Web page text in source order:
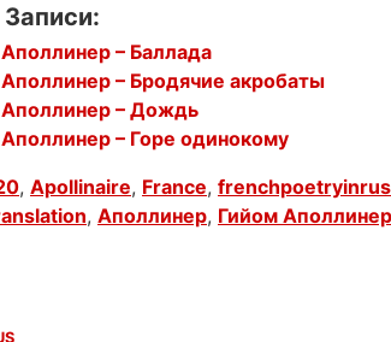
– Баллада
– Бродячие акробаты
– Дождь
– Горе одинокому
, Apollinaire, France,
, Аполлинер, Гийом Аполлинер